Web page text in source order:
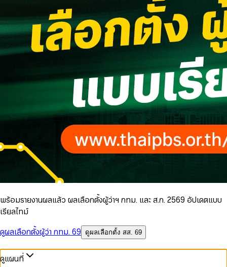
พร้อมรายงานผลแล้ว ผลเลือกตั้งผู้ว่าฯ กทม. และ ส.ก. 2569 อัปเดตแบบ
เรียลไทม์
ดูผลเลือกตั้งผู้ว่า กทม. 69
ดูผลเลือกตั้ง สส. 69
ดูแผนที่